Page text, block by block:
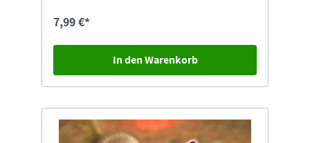
7,99 €*
In den Warenkorb